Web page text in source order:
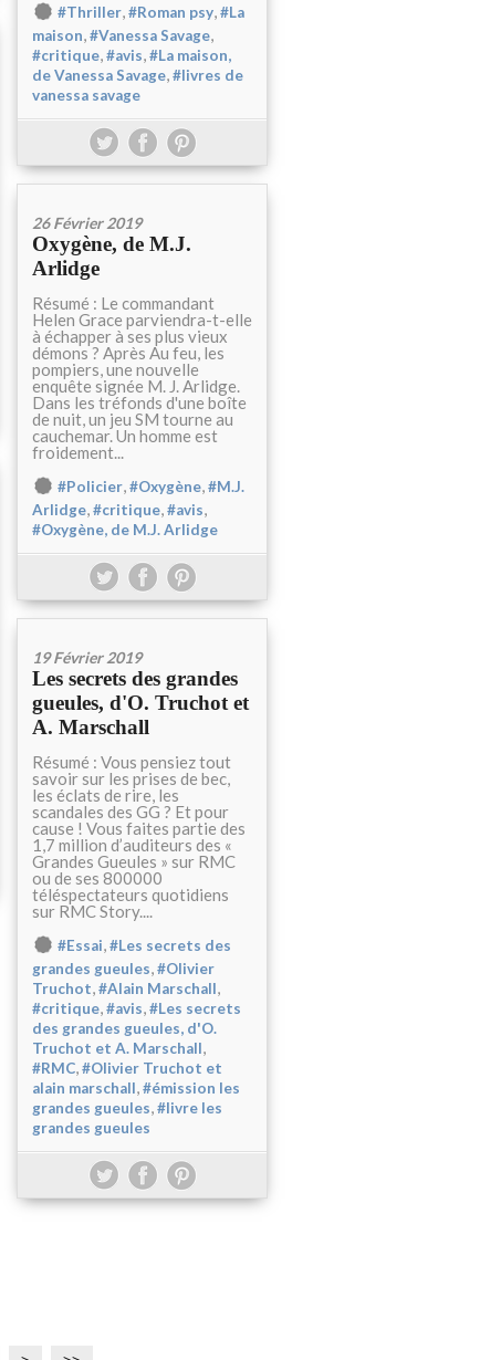
#Thriller,#Roman psy,#La
maison,#Vanessa Savage,
#critique,#avis,#La maison,
de Vanessa Savage,#livres de
vanessa savage
26 Février 2019
Oxygène, de M.J.
Arlidge
Résumé : Le commandant
Helen Grace parviendra-t-elle
à échapper à ses plus vieux
démons ? Après Au feu, les
pompiers, une nouvelle
enquête signée M. J. Arlidge.
Dans les tréfonds d'une boîte
de nuit, un jeu SM tourne au
cauchemar. Un homme est
froidement...
#Policier,#Oxygène,#M.J.
Arlidge,#critique,#avis,
#Oxygène, de M.J. Arlidge
19 Février 2019
Les secrets des grandes
gueules, d'O. Truchot et
A. Marschall
Résumé : Vous pensiez tout
savoir sur les prises de bec,
les éclats de rire, les
scandales des GG ? Et pour
cause ! Vous faites partie des
1,7 million d’auditeurs des «
Grandes Gueules » sur RMC
ou de ses 800000
téléspectateurs quotidiens
sur RMC Story....
#Essai,#Les secrets des
grandes gueules,#Olivier
Truchot,#Alain Marschall,
#critique,#avis,#Les secrets
des grandes gueules, d'O.
Truchot et A. Marschall,
#RMC,#Olivier Truchot et
alain marschall,#émission les
grandes gueules,#livre les
grandes gueules